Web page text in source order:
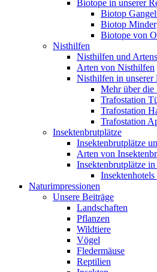
Biotope in unserer
Biotop
Biotop
Biotope von
Nisthilfen
Nisthilfen und
Arten von Nisthilfen
Nisthilfen in unserer
Mehr über die
Trafostation
Trafostation
Trafostation
Insektenbrutplätze
Insektenbrutplätze
Arten von
Insektenbrutplätze
Naturimpressionen
Unsere Beiträge
Landschaften
Pflanzen
Wildtiere
Vögel
Fledermäuse
Reptilien